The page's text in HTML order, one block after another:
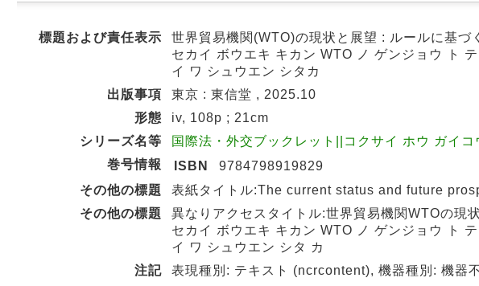
標題および責任表示
世界貿易機関(WTO)の現状と展望 : ルールに基
セカイ ボウエキ キカン WTO ノ ゲンジョウ ト
イ ワ シュウエン シタカ
出版事項
東京 : 東信堂 , 2025.10
形態
iv, 108p ; 21cm
シリーズ名等
国際法・外交ブックレット||コクサイ ホウ ガイ
巻号情報
ISBN
9784798919829
その他の標題
表紙タイトル:The current status and future
その他の標題
異なりアクセスタイトル:世界貿易機関WTOの現
セカイ ボウエキ キカン WTO ノ ゲンジョウ ト
イ ワ シュウエン シタ カ
注記
表現種別: テキスト (ncrcontent), 機器種別: 機